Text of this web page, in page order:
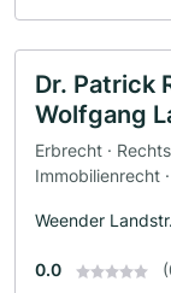
Dr. Patrick
Wolfgang
Erbrecht ·
Immobilienrecht
Weender
0.0